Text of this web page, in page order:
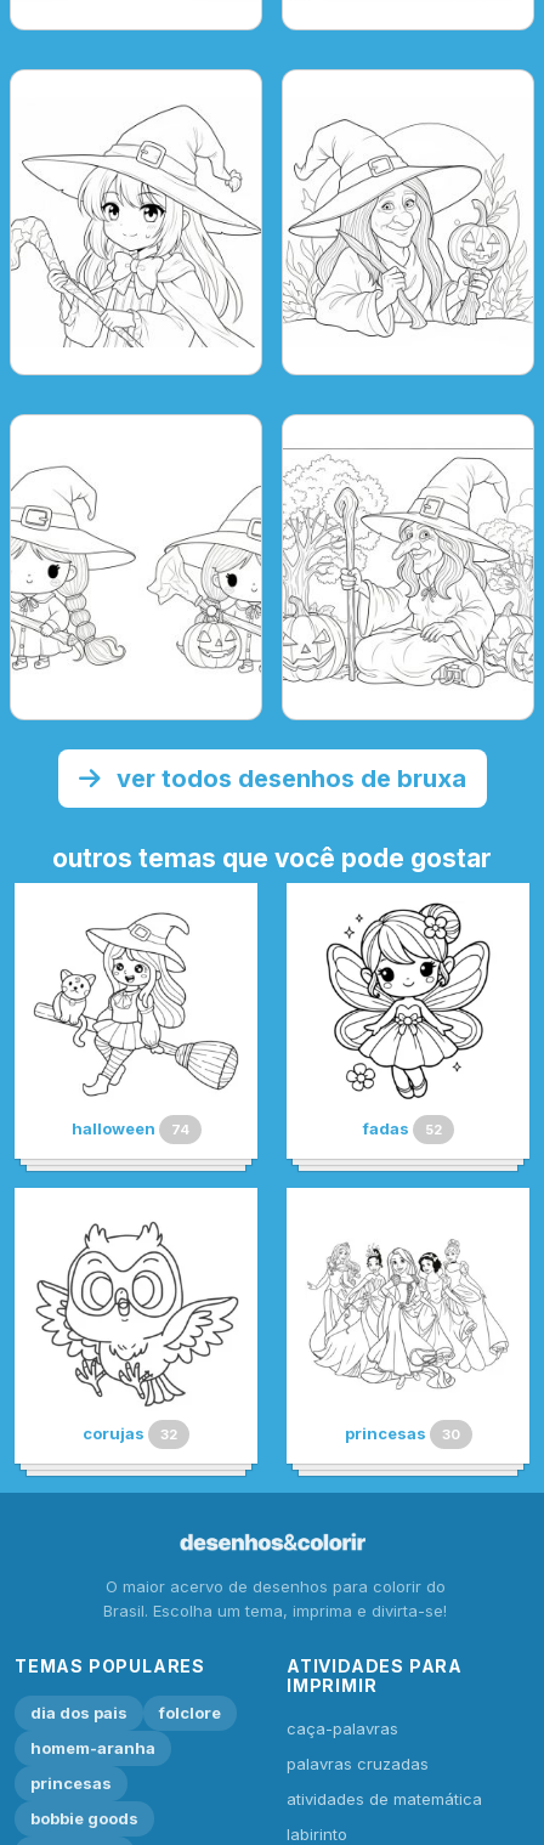
ver todos desenhos de bruxa
outros temas que você pode gostar
halloween 74 fadas 52
corujas 32 princesas 30
O maior acervo de desenhos para colorir do
Brasil. Escolha um tema, imprima e divirta-se!
TEMAS POPULARES
dia dos pais
folclore
homem-aranha
princesas
bobbie goods
ATIVIDADES PARA
IMPRIMIR
caça-palavras
palavras cruzadas
atividades de matemática
labirinto